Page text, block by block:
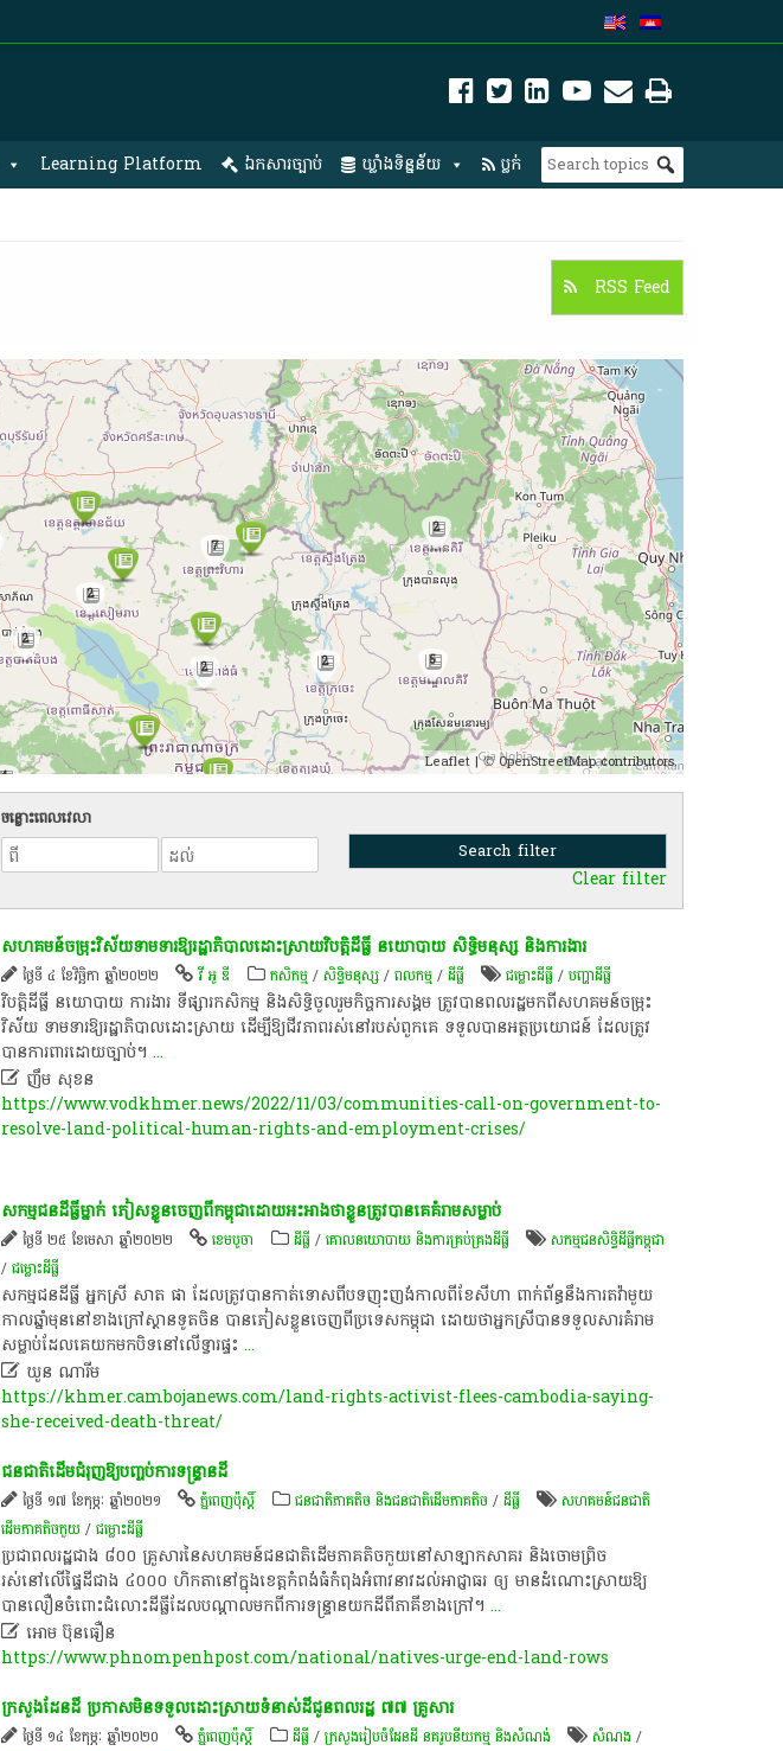
Learning Platform ឯកសារច្បាប់ ឃ្លាំងទិន្នន័យ ប្លក់
RSS Feed
2
2
5
2
4
14
8
7
2
2
6 60
Leaflet| ©OpenStreetMapcontributors.
ចន្លោះពេលវេលា
Clear filter
សហគមន៍​​ចម្រុះ​​វិស័យ​​ទាម​ទារ​ឱ្យ​រដ្ឋាភិបា​ល​​ដោះ​ស្រាយ​វិបត្តិ​ដីធ្លី ​នយោបាយ​ សិទ្ធិមនុស្ស​ និង​ការងារ​
ថ្ងៃទី ៤ ខែវិច្ឆិកា ឆ្នាំ២០២២ វី អូ ឌី កសិកម្ម/សិទ្ធិមនុស្ស/ពល​កម្ម/ដីធ្លី ជម្លោះ​ដីធ្លី/បញ្ហា​ដី​ធ្លី​
វិបត្តិដីធ្លី នយោបាយ ការងារ ទីផ្សារកសិកម្ម និងសិទ្ធិចូលរួមកិច្ចការសង្គម ត្រូវបាន​ពលរដ្ឋមកពីសហគមន៍​ចម្រុះ​
វិស័យ​​ ​ទាម​ទារ​ឱ្យ​រដ្ឋាភិបាល​ដោះ​ស្រាយ ដើម្បី​ឱ្យ​ជីវភាព​រស់​នៅ​របស់​ពួក​គេ ទទួល​បាន​អត្ថប្រយោជន៍ ដែលត្រូវ
បានការពារដោយច្បាប់។...
 ញឹម សុខន
https://www.vodkhmer.news/2022/11/03/communities-call-on-government-to-
resolve-land-political-human-rights-and-employment-crises/
សកម្មជនដីធ្លីម្នាក់ ភៀសខ្លួនចេញពីកម្ពុជាដោយអះអាងថាខ្លួនត្រូវបានគេគំរាមសម្លាប់
ថ្ងៃទី ២៥ ខែមេសា ឆ្នាំ២០២២ ខេ​ម​បូ​ចា ដីធ្លី/គោលនយោបាយ និង​ការគ្រប់គ្រង​ដីធ្លី
សកម្មជនសិទ្ធិដីធ្លីកម្ពុជា
/ជម្លោះ​ដីធ្លី
សកម្ម​ជន​ដី​ធ្លី អ្នក​ស្រី សាត ផា ដែល​ត្រូវ​បាន​កាត់​ទោស​ពី​បទ​ញុះ​ញង់​កាល​ពី​ខែ​សីហា​ ពាក់​ព័ន្ធ​នឹង​ការ​តវ៉ា​មួយ​
កាល​ឆ្នាំ​មុន​នៅ​ខាង​ក្រៅ​ស្ថាន​ទូត​ចិន បាន​ភៀស​ខ្លួន​ចេញ​ពី​ប្រទេស​កម្ពុជា ដោយថាអ្នកស្រីបានទទួលសារ​គំរាម​
សម្លាប់​ដែលគេយកមកបិទ​នៅ​លើ​ទ្វារ​ផ្ទះ...
 ឃួន ណារីម​
https://khmer.cambojanews.com/land-rights-activist-flees-cambodia-saying-
she-received-death-threat/
ជនជាតិដើមជំរុញឱ្យបញ្ចប់ការទន្ទ្រានដី
ថ្ងៃទី ១៧ ខែកុម្ភៈ ឆ្នាំ២០២១ ភ្នំពេញប៉ុស្តិ៍ ជនជាតិភាគតិច និងជនជាតិដើមភាគតិច/ដីធ្លី
សហគមន៍ជនជាតិ
ដើមភាគតិចកួយ/ជម្លោះ​ដីធ្លី
ប្រជាពលរដ្ឋជាង ៨០០ គ្រួសារនៃសហគមន៍ជនជាតិដើមភាគតិចកួយនៅសាឡាកសាគរ និងចោមព្រិច
រស់នៅលើផ្ទៃដីជាង ៤០០០ ហិកតានៅក្នុងខេត្តកំពង់ធំកំពុងអំពាវនាវដល់អាជ្ញាធរ ឲ្យ មានដំណោះស្រាយឱ្យ
បានលឿនចំពោះជំលោះដីធ្លីដែលបណ្តាលមកពីការទន្ទ្រានយកដីពីភាគីខាងក្រៅ។...
 អោម ប៊ុនធឿន
https://www.phnompenhpost.com/national/natives-urge-end-land-rows
ក្រសួង​ដែនដី​​ ប្រកាស​មិន​ទទួលដោះស្រាយ​ទំនាស់​ដី​ជូន​ពលរដ្ឋ​ ៧៧ ​គ្រួសារ
ថ្ងៃទី ១៤ ខែកុម្ភៈ ឆ្នាំ២០២០ ភ្នំពេញប៉ុស្តិ៍ ដីធ្លី/ក្រសួងរៀបចំដែនដី នគរូបនីយកម្ម និងសំណង់ សំណង /